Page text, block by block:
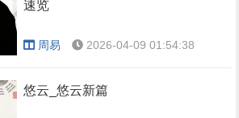
速览
周易 2026-04-09 01:54:38
悠云_悠云新篇